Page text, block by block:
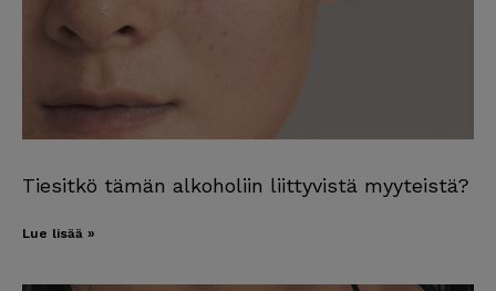
Tiesitkö tämän alkoholiin liittyvistä myyteistä?
Lue lisää »